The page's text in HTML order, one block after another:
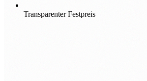
Transparenter Festpreis